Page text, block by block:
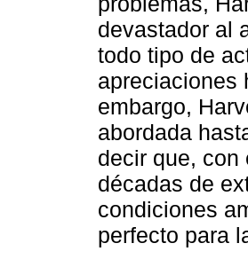
devastador al
todo tipo de
apreciaciones
embargo,
abordada
decir que, con
décadas de
condiciones
perfecto para